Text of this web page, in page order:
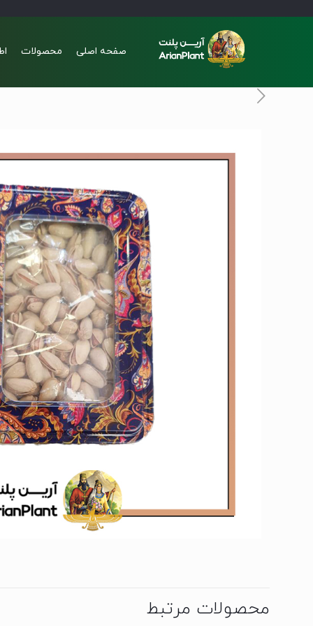
صفحه اصلی محصولات
محصولات مرتبط